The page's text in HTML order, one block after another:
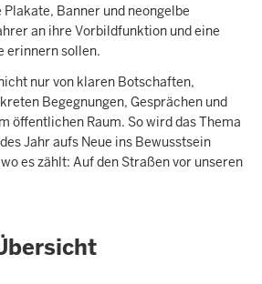
Banner und neongelbe
an ihre Vorbildfunktion und eine
erinnern sollen.
nur von klaren Botschaften,
Begegnungen, Gesprächen und
öffentlichen Raum. So wird das Thema
Jahr aufs Neue ins Bewusstsein
es zählt: Auf den Straßen vor unseren